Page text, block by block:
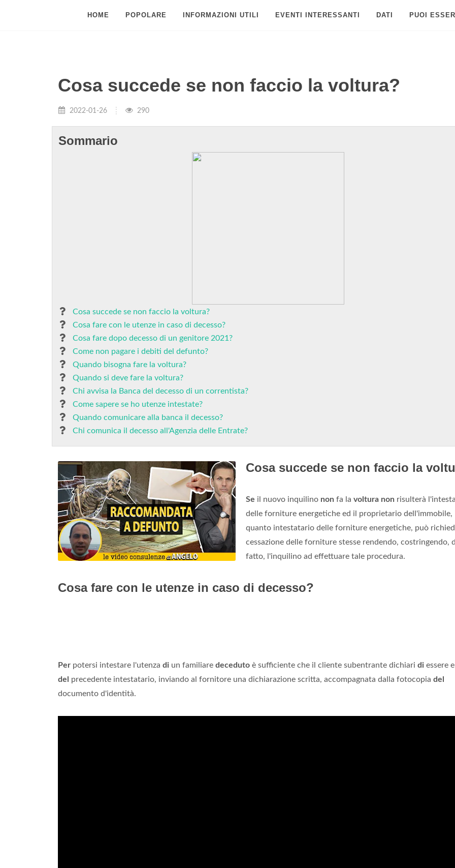
HOME POPOLARE INFORMAZIONI UTILI EVENTI INTERESSANTI DATI PUOI
Cosa succede se non faccio la voltura?
2022-01-26 290
Sommario
Cosa succede se non faccio la voltura?
Cosa fare con le utenze in caso di decesso?
Cosa fare dopo decesso di un genitore 2021?
Come non pagare i debiti del defunto?
Quando bisogna fare la voltura?
Quando si deve fare la voltura?
Chi avvisa la Banca del decesso di un correntista?
Come sapere se ho utenze intestate?
Quando comunicare alla banca il decesso?
Chi comunica il decesso all'Agenzia delle Entrate?
Cosa succede se non faccio la
Se il nuovo inquilino non fa la voltura non risulterà
delle forniture energetiche ed il proprietario dell'immobile,
quanto intestatario delle forniture energetiche, può
cessazione delle forniture stesse rendendo, costringendo,
fatto, l'inquilino ad effettuare tale procedura.
Cosa fare con le utenze in caso di decesso?
Per potersi intestare l'utenza di un familiare deceduto è sufficiente che il cliente subentrante dichiari di essere
del
precedente intestatario, inviando al fornitore una dichiarazione scritta, accompagnata dalla fotocopia del
documento d'identità.